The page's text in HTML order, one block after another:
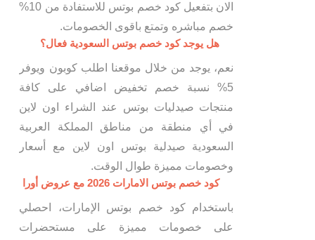
الان بتفعيل كود خصم بوتس للاستفادة من 10%
خصم مباشره وتمتع باقوى الخصومات.
هل يوجد كود خصم بوتس السعودية فعال؟
نعم، يوجد من خلال موقعنا اطلب كوبون ويوفر
5% نسبة خصم تخفيض اضافي على كافة
منتجات صيدليات بوتس عند الشراء اون لاين
في أي منطقة من مناطق المملكة العربية
السعودية صيدلية بوتس اون لاين مع أسعار
وخصومات مميزة طوال الوقت.
كود خصم بوتس الامارات 2026 مع عروض أورا
باستخدام كود خصم بوتس الإمارات، احصلي
على خصومات مميزة على مستحضرات